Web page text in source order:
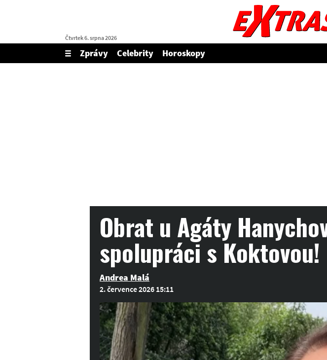
Čtvrtek 6. srpna 2026
Zobrazit/skrýt
menu
Zprávy Celebrity
Horoskopy
Obrat u Agáty
spolupráci s Koktovou!
Andrea Malá
2. července 2026 15:11